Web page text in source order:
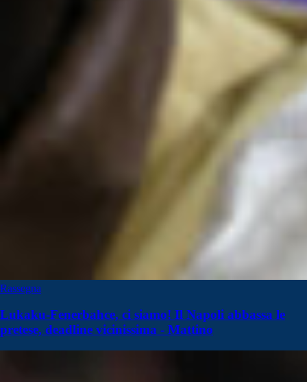
Rassegna
Lukaku-Fenerbahce, ci siamo! Il Napoli abbassa le
pretese, deadline vicinissima - Mattino